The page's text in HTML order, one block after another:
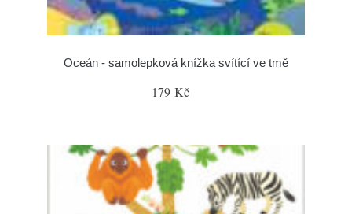
Oceán - samolepková knížka svítící ve tmě
179 Kč